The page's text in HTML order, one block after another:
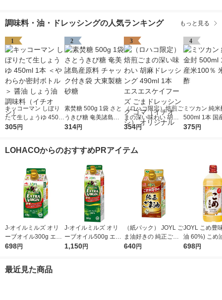
調味料・油・ドレッシングの人気ランキング もっと見る
1
キッコーマン しぼり
たて生しょうゆ 450m
l 1本 ＜やわらか密封
シ）
305円
2
素焚糖 500g 1袋 さと
うきび糖 奄美諸島産
原料 チャック付き袋
314円
3
（ロハコ限定）焙煎ご
まの深い味わい 胡麻
ドレッシング 490ml 1
ゴマ（イチオシ） オ
354円
4
ミツカン 純
500ml 1本 国
0％ 米酢 食酢
375円
LOHACOからのおすすめPRアイテム
J-オイルミルズ オリ
ーブオイル300g エキ
ストラバージン スペ
L
698円
J-オイルミルズ オリ
ーブオイル500g エキ
ストラバージン スペ
1,150円
（紙パック） JOYL ご
ま油好きの 純正ごま
油 300g 1本 味の素 J-
640円
JOYL こめ豊
油 60%) こめ油 ブレ
ンド 味の素
698円
最近見た商品